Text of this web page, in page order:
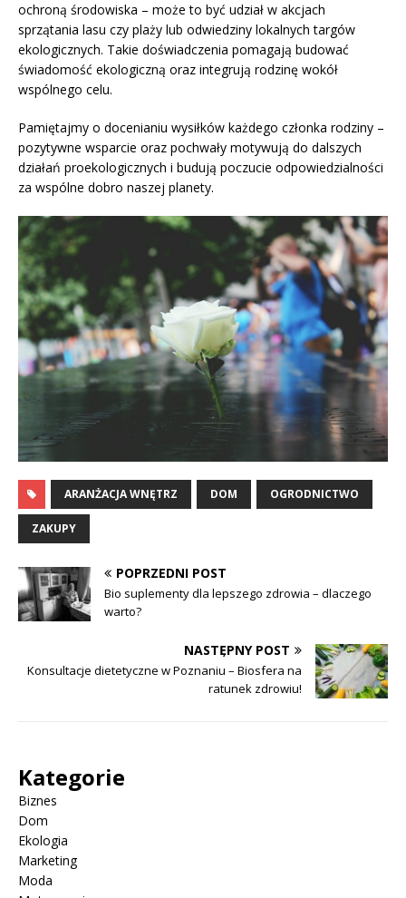
ochroną środowiska – może to być udział w akcjach
sprzątania lasu czy plaży lub odwiedziny lokalnych targów
ekologicznych. Takie doświadczenia pomagają budować
świadomość ekologiczną oraz integrują rodzinę wokół
wspólnego celu.
Pamiętajmy o docenianiu wysiłków każdego członka rodziny –
pozytywne wsparcie oraz pochwały motywują do dalszych
działań proekologicznych i budują poczucie odpowiedzialności
za wspólne dobro naszej planety.
ARANŻACJA WNĘTRZ DOM OGRODNICTWO
ZAKUPY
POPRZEDNI POST
Bio suplementy dla lepszego zdrowia – dlaczego
warto?
NASTĘPNY POST
Konsultacje dietetyczne w Poznaniu – Biosfera na
ratunek zdrowiu!
Kategorie
Biznes
Dom
Ekologia
Marketing
Moda